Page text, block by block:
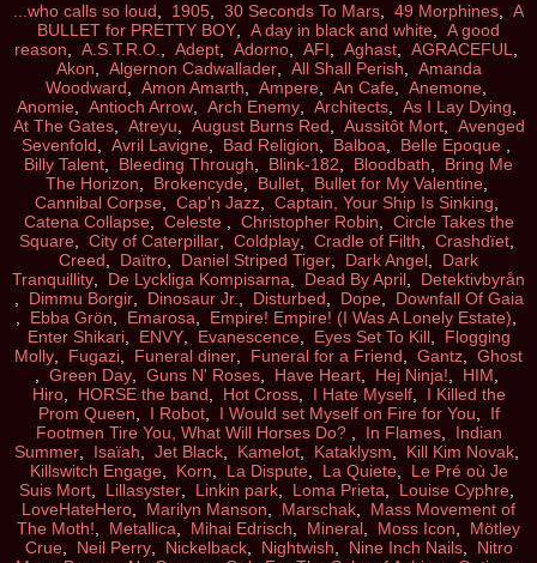
...who calls so loud 1905 30 Seconds To Mars 49 Morphines
A
BULLET for PRETTY BOY
A day in black and white
A good
reason
A.S.T.R.O. Adept Adorno AFI Aghast AGRACEFUL
Akon
Algernon Cadwallader, All Shall Perish
Amanda
Woodward
Amon Amarth Ampere An Cafe Anemone
Anomie, Antioch Arrow, Arch Enemy, Architects, As I Lay Dying
At The Gates, Atreyu August Burns Red Aussitôt Mort, Avenged
Sevenfold
Avril Lavigne Bad Religion Balboa Belle Epoque
Billy Talent
Bleeding Through Blink-182 Bloodbath
Bring Me
The Horizon
Brokencyde, Bullet, Bullet for My Valentine,
Cannibal Corpse, Cap'n Jazz, Captain, Your Ship Is Sinking
Catena Collapse, Celeste Christopher Robin
Circle Takes the
Square, City of Caterpillar, Coldplay, Cradle of Filth Crashdïet,
Creed
Daïtro Daniel Striped Tiger Dark Angel
Dark
Tranquillity
De Lyckliga Kompisarna Dead By April
Detektivbyrån
Dimmu Borgir, Dinosaur Jr. Disturbed Dope, Downfall Of Gaia
Ebba Grön Emarosa Empire! Empire! (I Was A Lonely Estate)
Enter Shikari, ENVY, Evanescence, Eyes Set To Kill, Flogging
Molly
Fugazi Funeral diner Funeral for a Friend Gantz
Ghost
Green Day, Guns N' Roses, Have Heart, Hej Ninja! HIM
Hiro, HORSE the band Hot Cross, I Hate Myself, I Killed the
Prom Queen
I Robot, I Would set Myself on Fire for You
If
Footmen Tire You, What Will Horses Do?
In Flames, Indian
Summer, Isaïah Jet Black, Kamelot, Kataklysm Kill Kim Novak,
Killswitch Engage, Korn La Dispute, La Quiete, Le Pré où Je
Suis Mort, Lillasyster, Linkin park, Loma Prieta Louise Cyphre,
LoveHateHero
Marilyn Manson Marschak
Mass Movement of
The Moth!
Metallica Mihai Edrisch Mineral Moss Icon
Mötley
Crue, Neil Perry, Nickelback, Nightwish Nine Inch Nails, Nitro